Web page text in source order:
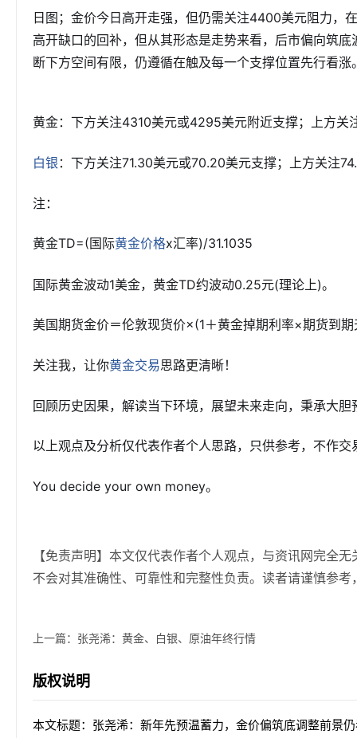
日图；金价今日高开走强，但仍需关注4400美元阻力，
高开缺口的回补，但从其形态是走势来看，后市偏向筑
断下方空间有限，仍遵循在触及每一个支撑位置先行看涨
黄金：下方关注4310美元或4295美元附近支撑；上方
白银 ：下方关注71.30美元或70.20美元支撑；上方关注
注：
黄金TD=(国际黄金价格x汇率)/31.1035
国际黄金波动1美金，黄金TD约波动0.25元(理论上)。
美国期货金价＝伦敦现货价×(1＋黄金掉期利率×期货到
关注我，让你黄金交易思路更清晰！
回顾历史因果，解读当下环境，展望未来走向，秉承大
以上观点及分析仅代表作者个人思路，只供参考，不作
You decide your own money。
【免责声明】本文仅代表作者个人观点，与资讯网完全
不会对其准确性、可靠性和完整性负责。读者请谨慎参
上一篇： 张尧浠：黄金、白银、原油年终行情
版权说明
本文标题：张尧浠：新年先预温蓄力，金价偏筑底调整前景